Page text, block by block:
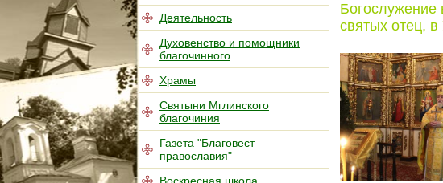
Деятельность
Духовенство и помощники
благочинного
Храмы
Святыни Мглинского
благочиния
Газета "Благовест
православия"
святых отец,